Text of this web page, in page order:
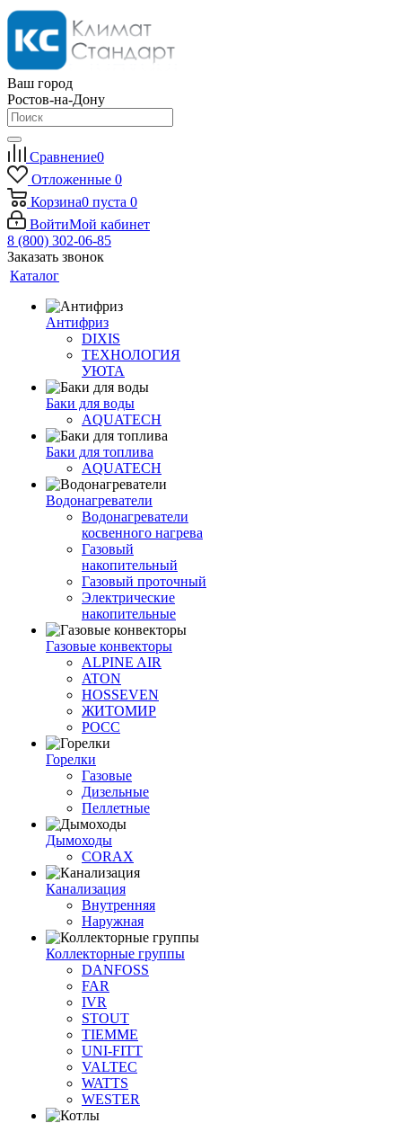
Ваш город
Ростов-на-Дону
Сравнение0
Отложенные 0
Корзина0 пуста 0
ВойтиМой кабинет
8 (800) 302-06-85
Заказать звонок
Каталог
Антифриз
DIXIS
ТЕХНОЛОГИЯ
УЮТА
Баки для воды
AQUATECH
Баки для топлива
AQUATECH
Водонагреватели
Водонагреватели
косвенного нагрева
Газовый
накопительный
Газовый проточный
Электрические
накопительные
Газовые конвекторы
ALPINE AIR
ATON
HOSSEVEN
ЖИТОМИР
РОСС
Горелки
Газовые
Дизельные
Пеллетные
Дымоходы
CORAX
Канализация
Внутренняя
Наружная
Коллекторные группы
DANFOSS
FAR
IVR
STOUT
TIEMME
UNI-FITT
VALTEC
WATTS
WESTER